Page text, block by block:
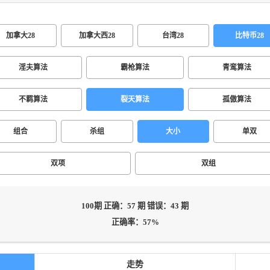
加拿大28 加拿大西28 台湾28 比特币28
淫夫算法 霸枪算法 青鸾算法
不羁算法 裂天算法 孤傲算法
组合 杀组 大小 单双
双项 双组
100期 正确：57 期 错误：43 期
正确率：57%
走势